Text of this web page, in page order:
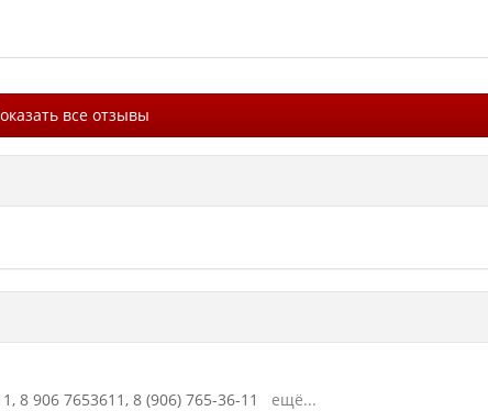
все отзывы
8 906 7653611, 8 (906) 765-36-11 ещё...